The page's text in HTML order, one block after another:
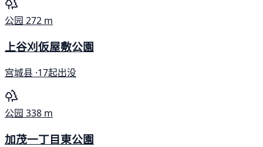
公园 272 m
上谷刈仮屋敷公園
宫城县 ·17起出没
公园 338 m
加茂一丁目東公園